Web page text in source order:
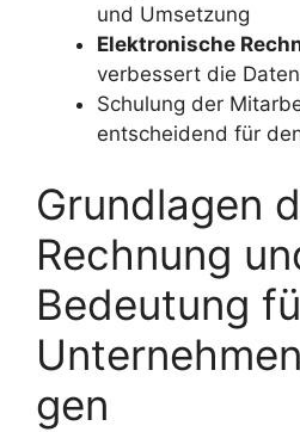
und Umsetzung
Elektronische
verbessert die
Schulung der
entscheidend für
Grundlagen
Rechnung
Bedeutung
gen